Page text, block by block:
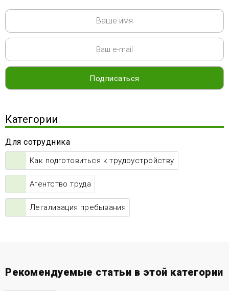
Категории
Для сотрудника
Как подготовиться к трудоустройству
Агентство труда
Легализация пребывания
Рекомендуемые статьи в этой категории